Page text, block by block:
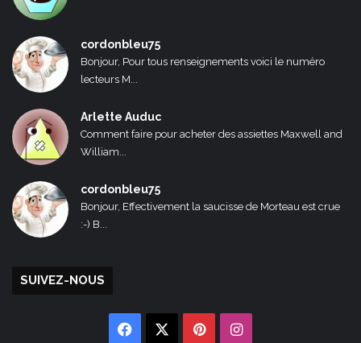
cordonbleu75
Bonjour, Pour tous renseignements voici le numéro
lecteurs M...
Arlette Auduc
Comment faire pour acheter des assiettes Maxwell and
William...
cordonbleu75
Bonjour, Effectivement la saucisse de Morteau est crue
:-) B...
SUIVEZ-NOUS
Facebook PinterestInstagram